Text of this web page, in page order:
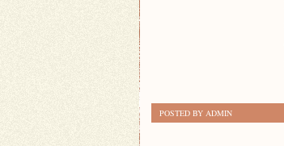
POSTED BY ADMIN